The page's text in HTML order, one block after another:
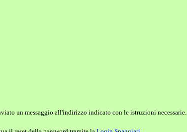
un messaggio all'indirizzo indicato con le istruzioni necessarie.